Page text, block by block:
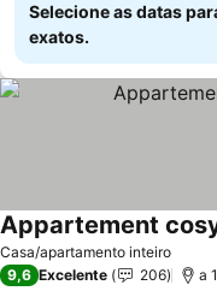
Selecione as datas
exatos.
Casa/apartamento inteiro
Appartement
9,6 Excelente 206 a